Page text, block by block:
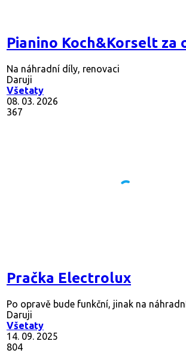
Pianino Koch&Korselt za
Na náhradní díly, renovaci
Daruji
Všetaty
08. 03. 2026
367
Pračka Electrolux
Po opravě bude funkční, jinak na
Daruji
Všetaty
14. 09. 2025
804